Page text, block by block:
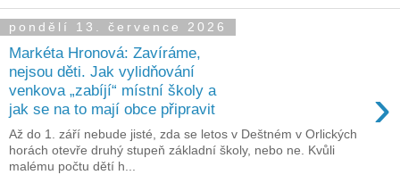
pondělí 13. července 2026
Markéta Hronová: Zavíráme,
nejsou děti. Jak vylidňování
venkova „zabíjí“ místní školy a
jak se na to mají obce připravit
›
Až do 1. září nebude jisté, zda se letos v Deštném v Orlických
horách otevře druhý stupeň základní školy, nebo ne. Kvůli
malému počtu dětí h...